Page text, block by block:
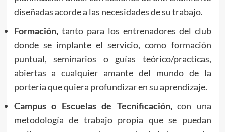
diseñadas acorde a las necesidades de su trabajo.
Formación, tanto para los entrenadores del club
donde se implante el servicio, como formación
puntual, seminarios o guías teórico/practicas,
abiertas a cualquier amante del mundo de la
portería que quiera profundizar en su aprendizaje.
Campus o Escuelas de Tecnificación, con una
metodología de trabajo propia que se puedan